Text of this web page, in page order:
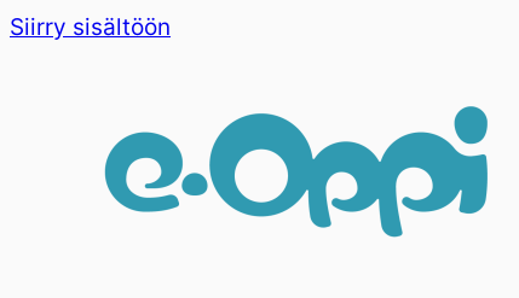
Siirry sisältöön